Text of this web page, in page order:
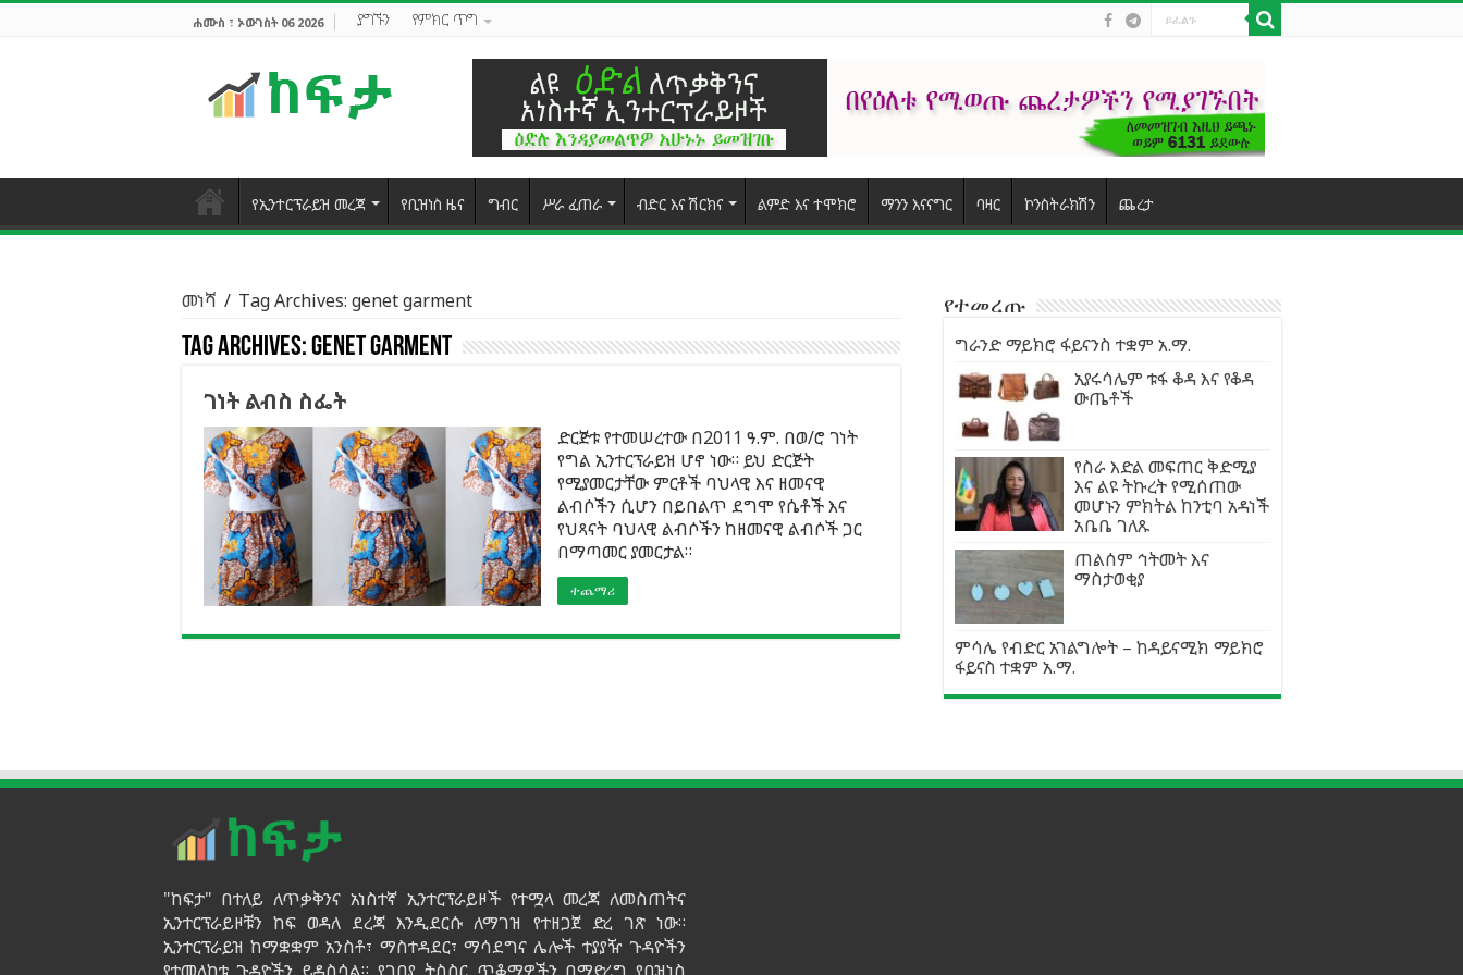
ሐሙስ ፣ ኦውገስት 06 2026 ያግኙን የምክር ጥግ
የኢንተርፕራይዝ መረጃ የቢዝነስ ዜና ግብር ሥራ ፈጠራ ብድር እና ሽርክና ልምድ እና ተሞክሮ ማንን እናናግር ባዛር ኮንስትራክሽን ጨረታ
መነሻ / Tag Archives: genet garment
Tag Archives:genet garment
ገነት ልብስ ስፌት
ድርጅቱ የተመሠረተው በ2011 ዓ.ም. በወ/ሮ ገነት
የግል ኢንተርፕራይዝ ሆኖ ነው። ይህ ድርጅት
የሚያመርታቸው ምርቶች ባህላዊ እና ዘመናዊ
ልብሶችን ሲሆን በይበልጥ ደግሞ የሴቶች እና
የህጻናት ባህላዊ ልብሶችን ከዘመናዊ ልብሶች ጋር
በማጣመር ያመርታል።
ተጨማሪ
የተመረጡ
ግራንድ ማይክሮ ፋይናንስ ተቋም አ.ማ.
ኢየሩሳሌም ቱፋ ቆዳ እና የቆዳ
ውጤቶች
የስራ እድል መፍጠር ቅድሚያ
እና ልዩ ትኩረት የሚሰጠው
መሆኑን ምክትል ከንቲባ አዳነች
አቤቤ ገለጹ
ጠልሰም ኅትመት እና
ማስታወቂያ
ምሳሌ የብድር አገልግሎት – ከዳይናሚክ ማይክሮ
ፋይናስ ተቋም አ.ማ.
"ከፍታ" በተለይ ለጥቃቅንና አነስተኛ ኢንተርፕራይዞች የተሟላ መረጃ ለመስጠትና
ኢንተርፕራይዞቹን ከፍ ወዳለ ደረጃ እንዲደርሱ ለማገዝ የተዘጋጀ ድረ ገጽ ነው።
ኢንተርፕራይዝ ከማቋቋም አንስቶ፣ ማስተዳደር፣ ማሳደግና ሌሎች ተያያዥ ጉዳዮችን
የተመለከቱ ጉዳዮችን ይዳስሳል። የገበያ ትስስር ጥቆማዎችን በማድረግ የቢዝነስ